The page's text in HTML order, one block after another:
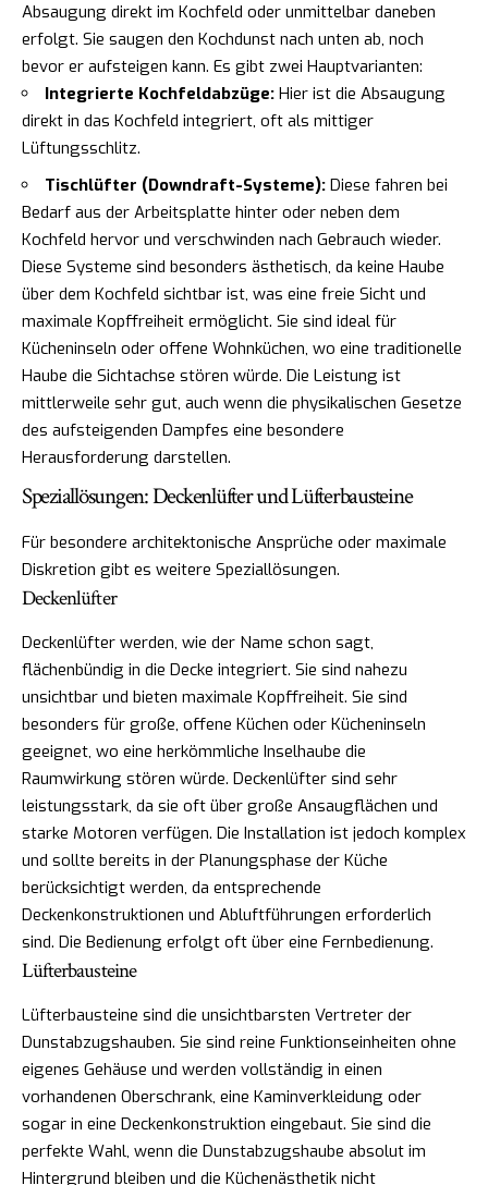
Absaugung direkt im Kochfeld oder unmittelbar daneben
erfolgt. Sie saugen den Kochdunst nach unten ab, noch
bevor er aufsteigen kann. Es gibt zwei Hauptvarianten:
Integrierte Kochfeldabzüge: Hier ist die Absaugung
direkt in das Kochfeld integriert, oft als mittiger
Lüftungsschlitz.
Tischlüfter (Downdraft-Systeme): Diese fahren bei
Bedarf aus der Arbeitsplatte hinter oder neben dem
Kochfeld hervor und verschwinden nach Gebrauch wieder.
Diese Systeme sind besonders ästhetisch, da keine Haube
über dem Kochfeld sichtbar ist, was eine freie Sicht und
maximale Kopffreiheit ermöglicht. Sie sind ideal für
Kücheninseln oder offene Wohnküchen, wo eine traditionelle
Haube die Sichtachse stören würde. Die Leistung ist
mittlerweile sehr gut, auch wenn die physikalischen Gesetze
des aufsteigenden Dampfes eine besondere
Herausforderung darstellen.
Speziallösungen: Deckenlüfter und Lüfterbausteine
Für besondere architektonische Ansprüche oder maximale
Diskretion gibt es weitere Speziallösungen.
Deckenlüfter
Deckenlüfter werden, wie der Name schon sagt,
flächenbündig in die Decke integriert. Sie sind nahezu
unsichtbar und bieten maximale Kopffreiheit. Sie sind
besonders für große, offene Küchen oder Kücheninseln
geeignet, wo eine herkömmliche Inselhaube die
Raumwirkung stören würde. Deckenlüfter sind sehr
leistungsstark, da sie oft über große Ansaugflächen und
starke Motoren verfügen. Die Installation ist jedoch komplex
und sollte bereits in der Planungsphase der Küche
berücksichtigt werden, da entsprechende
Deckenkonstruktionen und Abluftführungen erforderlich
sind. Die Bedienung erfolgt oft über eine Fernbedienung.
Lüfterbausteine
Lüfterbausteine sind die unsichtbarsten Vertreter der
Dunstabzugshauben. Sie sind reine Funktionseinheiten ohne
eigenes Gehäuse und werden vollständig in einen
vorhandenen Oberschrank, eine Kaminverkleidung oder
sogar in eine Deckenkonstruktion eingebaut. Sie sind die
perfekte Wahl, wenn die Dunstabzugshaube absolut im
Hintergrund bleiben und die Küchenästhetik nicht